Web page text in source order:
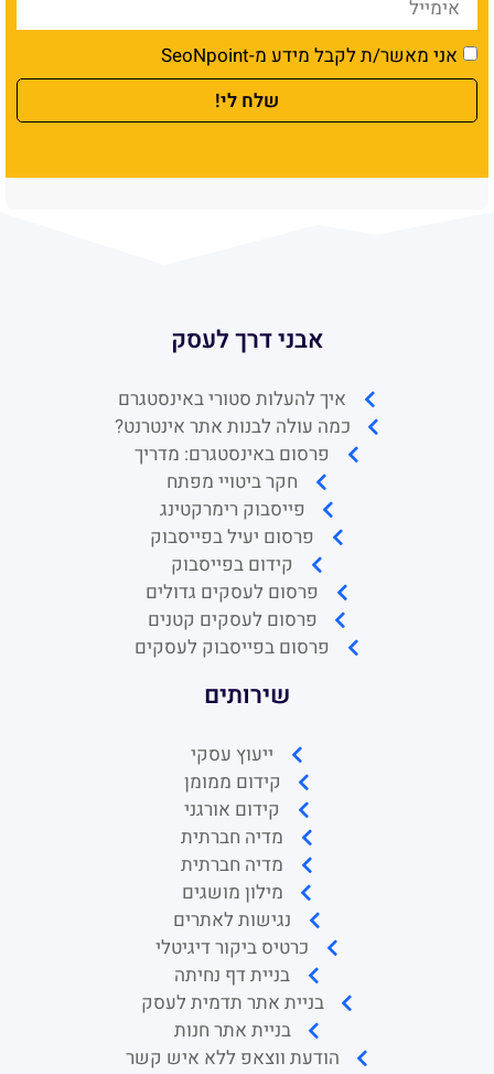
אני מאשר/ת לקבל מידע מ-SeoNpoint
שלח לי!
אבני דרך לעסק
איך להעלות סטורי באינסטגרם
כמה עולה לבנות אתר אינטרנט?
פרסום באינסטגרם: מדריך
חקר ביטויי מפתח
פייסבוק רימרקטינג
פרסום יעיל בפייסבוק
קידום בפייסבוק
פרסום לעסקים גדולים
פרסום לעסקים קטנים
פרסום בפייסבוק לעסקים
שירותים
ייעוץ עסקי
קידום ממומן
קידום אורגני
מדיה חברתית
מדיה חברתית
מילון מושגים
נגישות לאתרים
כרטיס ביקור דיגיטלי
בניית דף נחיתה
בניית אתר תדמית לעסק
בניית אתר חנות
הודעת ווצאפ ללא איש קשר